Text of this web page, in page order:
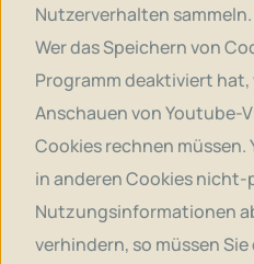
Nutzerverhalten sammeln.
Wer das Speichern von
Programm deaktiviert hat,
Anschauen von Youtube-
Cookies rechnen
in anderen Cookies
Nutzungsinformationen
verhindern, so müssen